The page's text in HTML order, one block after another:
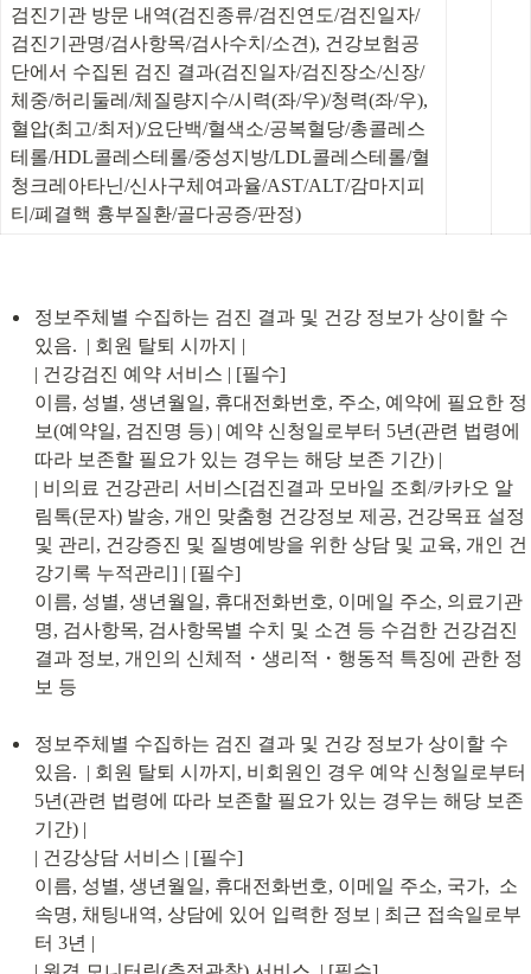
검진기관 방문 내역(검진종류/검진연도/검진일자/
검진기관명/검사항목/검사수치/소견), 건강보험공
단에서 수집된 검진 결과(검진일자/검진장소/신장/
체중/허리둘레/체질량지수/시력(좌/우)/청력(좌/우),
혈압(최고/최저)/요단백/혈색소/공복혈당/총콜레스
테롤/HDL콜레스테롤/중성지방/LDL콜레스테롤/혈
청크레아타닌/신사구체여과율/AST/ALT/감마지피
티/폐결핵 흉부질환/골다공증/판정)
정보주체별 수집하는 검진 결과 및 건강 정보가 상이할 수
있음.  | 회원 탈퇴 시까지 |
| 건강검진 예약 서비스 | [필수]
이름, 성별, 생년월일, 휴대전화번호, 주소, 예약에 필요한 정
보(예약일, 검진명 등) | 예약 신청일로부터 5년(관련 법령에
따라 보존할 필요가 있는 경우는 해당 보존 기간) |
| 비의료 건강관리 서비스[검진결과 모바일 조회/카카오 알
림톡(문자) 발송, 개인 맞춤형 건강정보 제공, 건강목표 설정
및 관리, 건강증진 및 질병예방을 위한 상담 및 교육, 개인 건
강기록 누적관리] | [필수]
이름, 성별, 생년월일, 휴대전화번호, 이메일 주소, 의료기관
명, 검사항목, 검사항목별 수치 및 소견 등 수검한 건강검진
결과 정보, 개인의 신체적・생리적・행동적 특징에 관한 정
보 등
정보주체별 수집하는 검진 결과 및 건강 정보가 상이할 수
있음.  | 회원 탈퇴 시까지, 비회원인 경우 예약 신청일로부터
5년(관련 법령에 따라 보존할 필요가 있는 경우는 해당 보존
기간) |
| 건강상담 서비스 | [필수]
이름, 성별, 생년월일, 휴대전화번호, 이메일 주소, 국가,  소
속명, 채팅내역, 상담에 있어 입력한 정보 | 최근 접속일로부
터 3년 |